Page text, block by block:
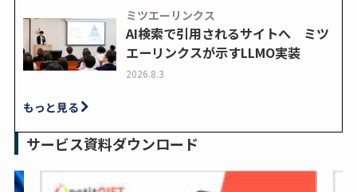
ミツエーリンクス
AI検索で引用されるサイトへ ミツ
エーリンクスが示すLLMO実装
2026.8.3
もっと見る
サービス資料ダウンロード